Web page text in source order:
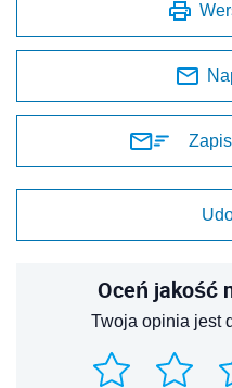
Oceń jakość
Twoja opinia jest